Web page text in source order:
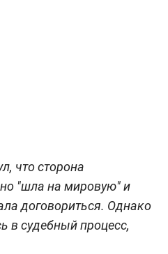
что сторона
"шла на мировую" и
договориться. Однако
в судебный процесс,